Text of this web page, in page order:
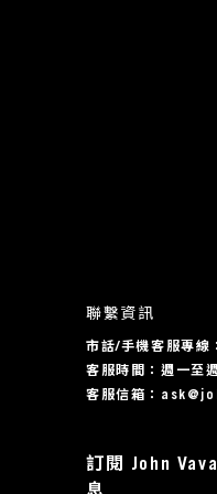
聯繫資訊
市話/手機客服專
客服時間：週一
客服信箱：
訂閱 John